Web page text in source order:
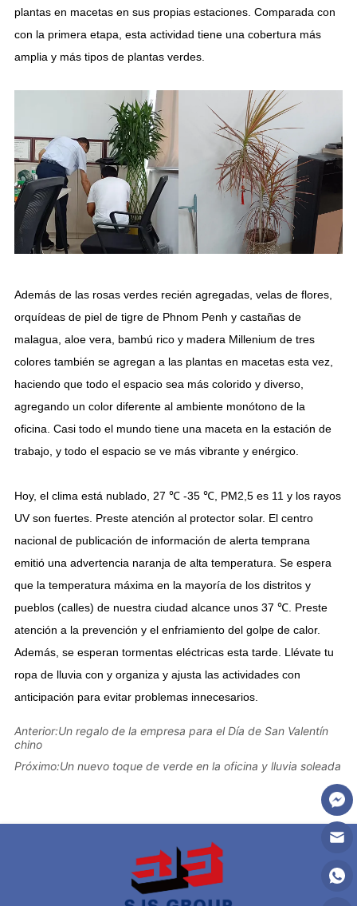
Anterior:Un regalo de la empresa para el Día de San Valentín
chino
Próximo:Un nuevo toque de verde en la oficina y lluvia soleada